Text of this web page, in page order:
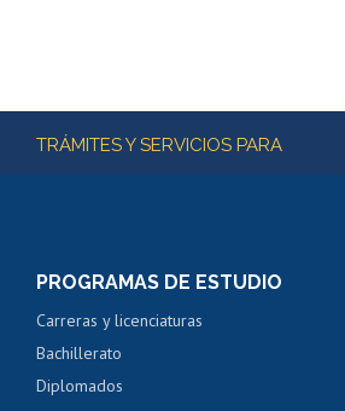
Más información
TRÁMITES Y SERVICIOS PARA
PROGRAMAS DE ESTUDIO
Carreras y licenciaturas
Bachillerato
Diplomados